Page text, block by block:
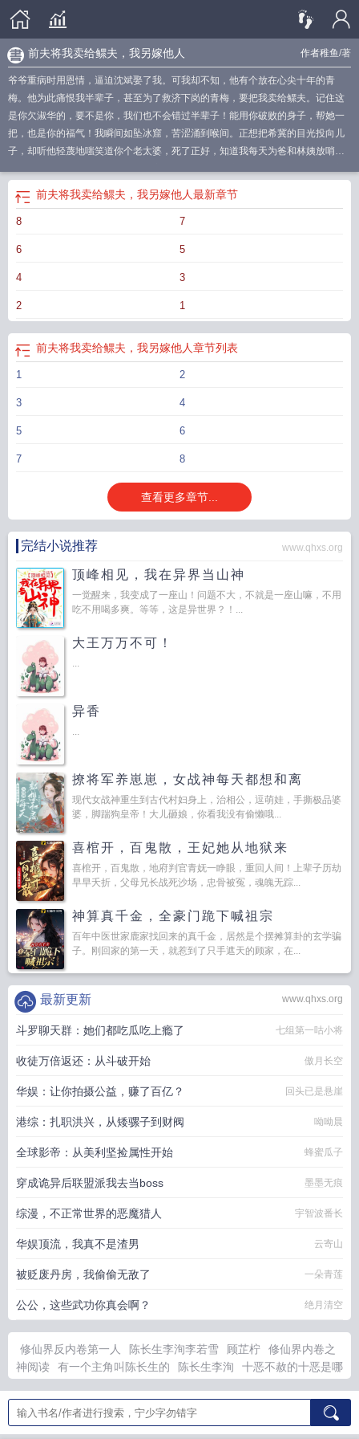
作者稚鱼/著
前夫将我卖给鳏夫，我另嫁他人
爷爷重病时用恩情，逼迫沈斌娶了我。可我却不知，他有个放在心尖十年的青
梅。他为此痛恨我半辈子，甚至为了救济下岗的青梅，要把我卖给鳏夫。记住这
是你欠淑华的，要不是你，我们也不会错过半辈子！能用你破败的身子，帮她一
把，也是你的福气！我瞬间如坠冰窟，苦涩涌到喉间。正想把希冀的目光投向儿
子，却听他轻蔑地嗤笑道你个老太婆，死了正好，知道我每天为爸和林姨放哨有
竟是沈斌推我一把，被卷入地心前他丢下最后的遗言这辈子的恩情我全还给你
了，只愿下辈子，你不再纠缠我！儿子背起林淑华毫不留恋从我身边离去，我苦
笑一声主动放弃挣扎。再睁开眼时，我决定放手。成全他们，也成全上辈子为我
人怎么办
前夫将我卖给鳏夫
监狱免费阅读
前夫把房子卖了我能拿回来吗
的房子过户到我名下怎么办
前夫把我的东西全扔了
前夫将我卖给鳏夫，我另嫁他人最新章节
8 7
6 5
4 3
2 1
前夫将我卖给鳏夫，我另嫁他人章节列表
1 2
3 4
5 6
7 8
查看更多章节...
完结小说推荐 www.qhxs.org
顶峰相见，我在异界当山神
一觉醒来，我变成了一座山！问题不大，不就是一座山嘛，不用
吃不用喝多爽。等等，这是异世界？！...
大王万万不可！
...
异香
...
撩将军养崽崽，女战神每天都想和离
现代女战神重生到古代村妇身上，治相公，逗萌娃，手撕极品婆
婆，脚踹狗皇帝！大儿砸娘，你看我没有偷懒哦...
喜棺开，百鬼散，王妃她从地狱来
喜棺开，百鬼散，地府判官青妩一睁眼，重回人间！上辈子历劫
早早夭折，父母兄长战死沙场，忠骨被冤，魂魄无踪...
神算真千金，全豪门跪下喊祖宗
百年中医世家鹿家找回来的真千金，居然是个摆摊算卦的玄学骗
子。刚回家的第一天，就惹到了只手遮天的顾家，在...
www.qhxs.org
最新更新
斗罗聊天群：她们都吃瓜吃上瘾了 七组第一咕小将
收徒万倍返还：从斗破开始 傲月长空
华娱：让你拍摄公益，赚了百亿？ 回头已是悬崖
港综：扎职洪兴，从矮骡子到财阀 呦呦晨
全球影帝：从美利坚捡属性开始 蜂蜜瓜子
穿成诡异后联盟派我去当boss 墨墨无痕
综漫，不正常世界的恶魔猎人 宇智波番长
华娱顶流，我真不是渣男 云寄山
被贬废丹房，我偷偷无敌了 一朵青莲
公公，这些武功你真会啊？ 绝月清空
修仙界反内卷第一人 陈长生李洵李若雪 顾芷柠
修仙界内卷之
神阅读
有一个主角叫陈长生的 陈长生李洵
十恶不赦的十恶是哪
娶貌美村花陈钧
结婚前夜我竟然重生了txt百度
主角叫陈长生的
短剧
你能拯救的生命 杀敌爆修为合集
十恶不赦